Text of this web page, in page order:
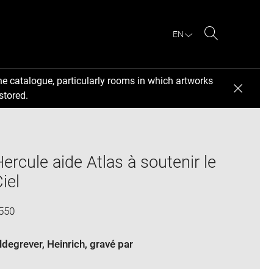
EN
catalogue, particularly rooms in which artworks
aide Atlas à soutenir le
Heinrich, gravé par